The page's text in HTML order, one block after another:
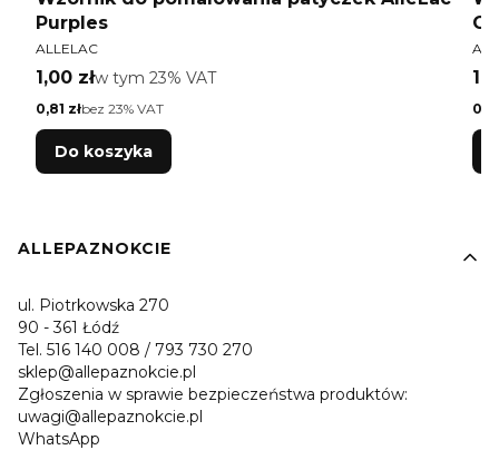
Purples
PRODUCENT
ALLELAC
Cena brutto
1,00 złw tym %s VAT
w tym 23% VAT
Cena netto
0,81 złbez 23% VAT
Do koszyka
Linki w stopce
ALLEPAZNOKCIE
ul. Piotrkowska 270
90 - 361 Łódź
Tel. 516 140 008 / 793 730 270
sklep@allepaznokcie.pl
Zgłoszenia w sprawie bezpieczeństwa produktów:
uwagi@allepaznokcie.pl
WhatsApp